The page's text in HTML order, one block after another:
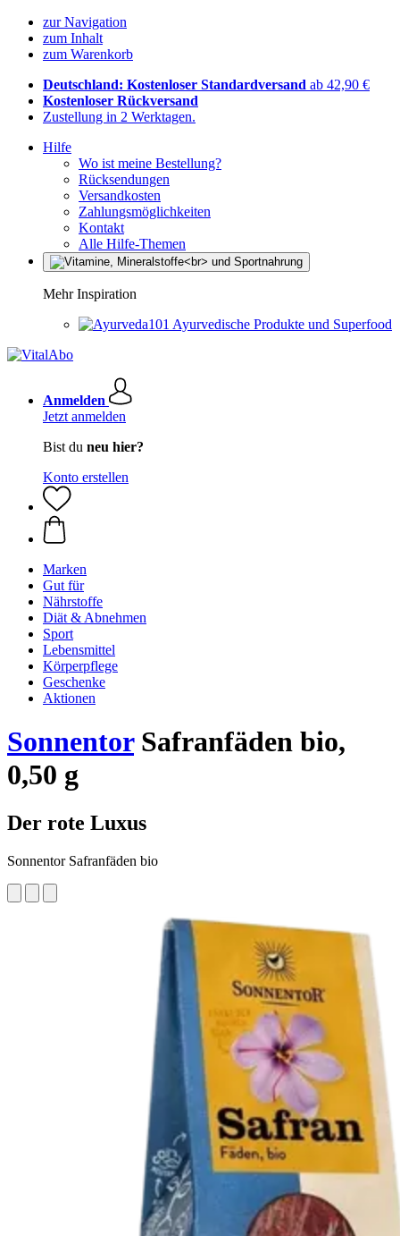
zur Navigation
zum Inhalt
zum Warenkorb
Deutschland: Kostenloser Standardversand ab 42,90 €
Kostenloser Rückversand
Zustellung in 2 Werktagen.
Hilfe
Wo ist meine Bestellung?
Rücksendungen
Versandkosten
Zahlungsmöglichkeiten
Kontakt
Alle Hilfe-Themen
Mehr Inspiration
Ayurvedische Produkte und Superfood
Anmelden
Jetzt anmelden
Bist du neu hier?
Konto erstellen
Marken
Gut für
Nährstoffe
Diät & Abnehmen
Sport
Lebensmittel
Körperpflege
Geschenke
Aktionen
SonnentorSafranfäden bio,
0,50 g
Der rote Luxus
Sonnentor Safranfäden bio